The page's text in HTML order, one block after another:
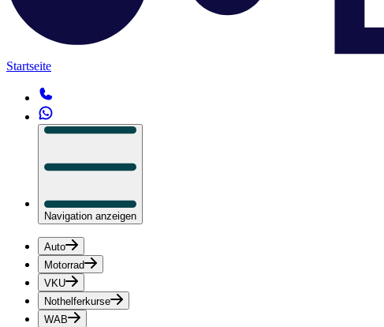
Startseite
Navigation anzeigen
Auto
Motorrad
VKU
Nothelferkurse
WAB